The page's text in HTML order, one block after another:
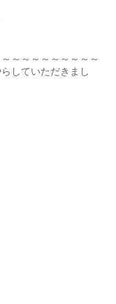
～～～～～～～～～
していただきまし